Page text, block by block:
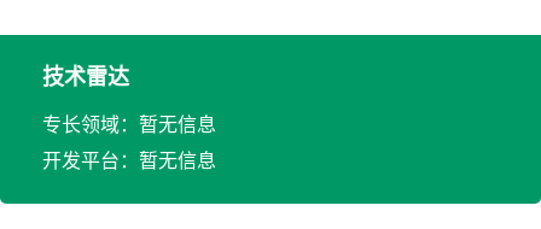
技术雷达
专长领域：暂无信息
开发平台：暂无信息